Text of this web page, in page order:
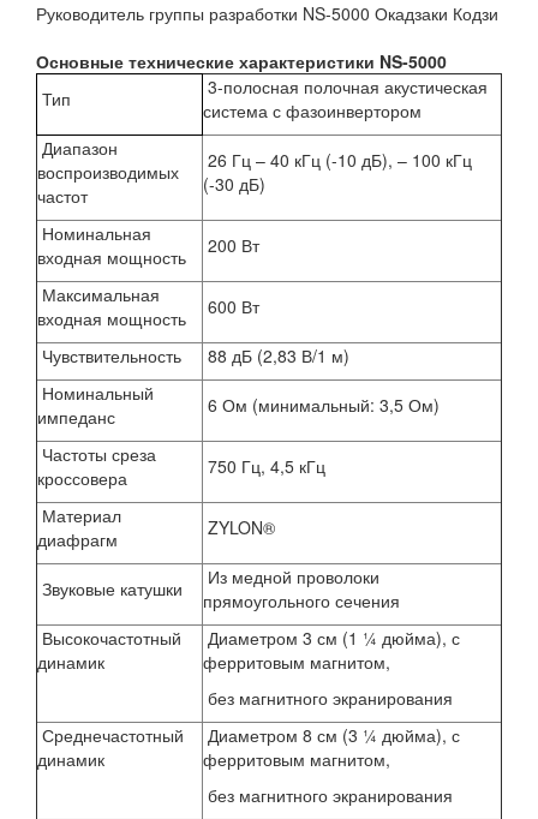
Руководитель группы разработки NS-5000 Окадзаки Кодзи
Основные технические характеристики NS-5000
Тип
3-полосная полочная акустическая
система с фазоинвертором
Диапазон
воспроизводимых
частот
26 Гц – 40 кГц (-10 дБ), – 100 кГц
(-30 дБ)
Номинальная
входная мощность
200 Вт
Максимальная
входная мощность
600 Вт
Чувствительность
88 дБ (2,83 В/1 м)
Номинальный
импеданс
6 Ом (минимальный: 3,5 Ом)
Частоты среза
кроссовера
750 Гц, 4,5 кГц
Материал
диафрагм
ZYLON®
Звуковые катушки
Из медной проволоки
прямоугольного сечения
Высокочастотный
динамик
Диаметром 3 см (1 ¼ дюйма), с
ферритовым магнитом,
без магнитного экранирования
Среднечастотный
динамик
Диаметром 8 см (3 ¼ дюйма), с
ферритовым магнитом,
без магнитного экранирования